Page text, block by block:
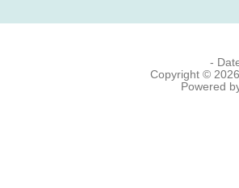
-
Copyright ©
Powered